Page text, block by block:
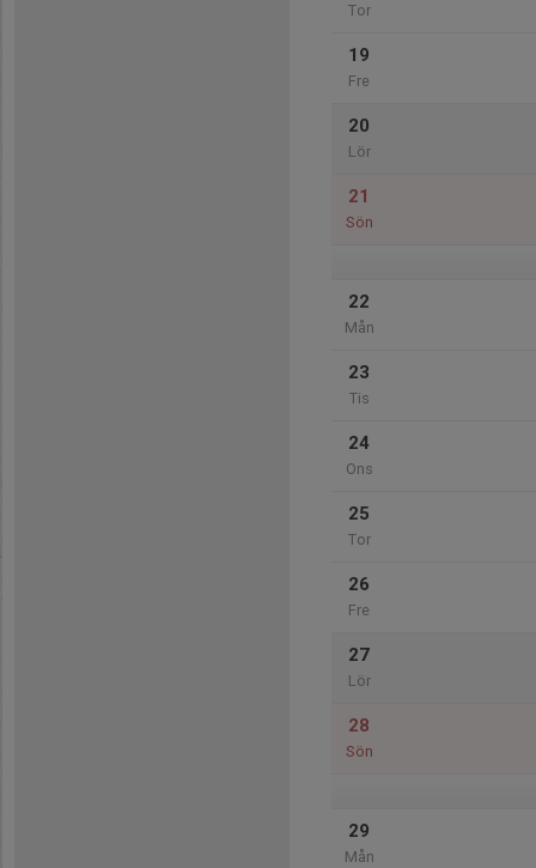
Tor
19
Fre
20
Lör
21
Sön
22
Mån
23
Tis
24
Ons
25
Tor
26
Fre
27
Lör
28
Sön
29
Mån